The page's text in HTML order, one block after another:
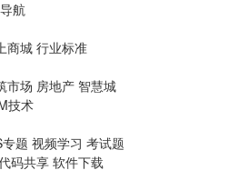
导航
商城 行业标准
市场 房地产 智慧城
技术
题 视频学习 考试题
码共享 软件下载